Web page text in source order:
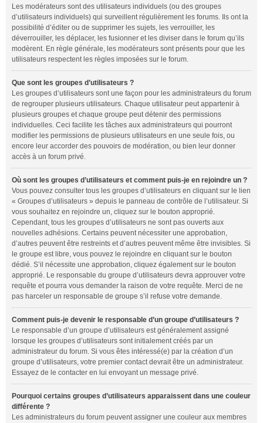
Les modérateurs sont des utilisateurs individuels (ou des groupes
d’utilisateurs individuels) qui surveillent régulièrement les forums. Ils ont la
possibilité d’éditer ou de supprimer les sujets, les verrouiller, les
déverrouiller, les déplacer, les fusionner et les diviser dans le forum qu’ils
modèrent. En règle générale, les modérateurs sont présents pour que les
utilisateurs respectent les règles imposées sur le forum.
Que sont les groupes d’utilisateurs ?
Les groupes d’utilisateurs sont une façon pour les administrateurs du forum
de regrouper plusieurs utilisateurs. Chaque utilisateur peut appartenir à
plusieurs groupes et chaque groupe peut détenir des permissions
individuelles. Ceci facilite les tâches aux administrateurs qui pourront
modifier les permissions de plusieurs utilisateurs en une seule fois, ou
encore leur accorder des pouvoirs de modération, ou bien leur donner
accès à un forum privé.
Où sont les groupes d’utilisateurs et comment puis-je en rejoindre un ?
Vous pouvez consulter tous les groupes d’utilisateurs en cliquant sur le lien
« Groupes d’utilisateurs » depuis le panneau de contrôle de l’utilisateur. Si
vous souhaitez en rejoindre un, cliquez sur le bouton approprié.
Cependant, tous les groupes d’utilisateurs ne sont pas ouverts aux
nouvelles adhésions. Certains peuvent nécessiter une approbation,
d’autres peuvent être restreints et d’autres peuvent même être invisibles. Si
le groupe est libre, vous pouvez le rejoindre en cliquant sur le bouton
dédié. S’il nécessite une approbation, cliquez également sur le bouton
approprié. Le responsable du groupe d’utilisateurs devra approuver votre
requête et pourra vous demander la raison de votre requête. Merci de ne
pas harceler un responsable de groupe s’il refuse votre demande.
Comment puis-je devenir le responsable d’un groupe d’utilisateurs ?
Le responsable d’un groupe d’utilisateurs est généralement assigné
lorsque les groupes d’utilisateurs sont initialement créés par un
administrateur du forum. Si vous êtes intéressé(e) par la création d’un
groupe d’utilisateurs, votre premier contact devrait être un administrateur.
Essayez de le contacter en lui envoyant un message privé.
Pourquoi certains groupes d’utilisateurs apparaissent dans une couleur
différente ?
Les administrateurs du forum peuvent assigner une couleur aux membres